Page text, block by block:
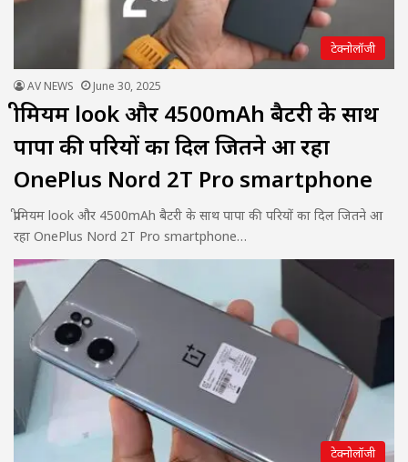
टेक्नोलॉजी
AV NEWS June 30, 2025
प्रीमियम look और 4500mAh बैटरी के साथ
पापा की परियों का दिल जितने आ रहा
OnePlus Nord 2T Pro smartphone
प्रीमियम look और 4500mAh बैटरी के साथ पापा की परियों का दिल जितने आ
रहा OnePlus Nord 2T Pro smartphone…
टेक्नोलॉजी